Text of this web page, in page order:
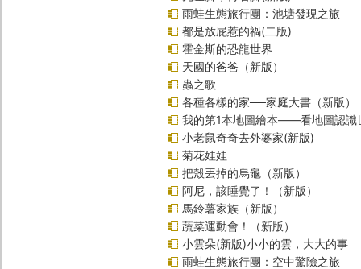
雨蛙生態旅行團：池塘發現之旅
都是放屁惹的禍(二版)
霍金斯的恐龍世界
天國的爸爸（新版）
蟲之歌
各種各樣的家──家庭大書（新版）
我的第1本地圖繪本――看地圖認識
小老鼠奇奇去外婆家(新版)
菊花娃娃
把殼丟掉的烏龜（新版）
阿尼，該睡覺了！（新版）
馬鈴薯家族（新版）
蔬菜運動會！（新版）
小雲朵(新版)小小的雲，大大的事
雨蛙生態旅行團：空中驚險之旅